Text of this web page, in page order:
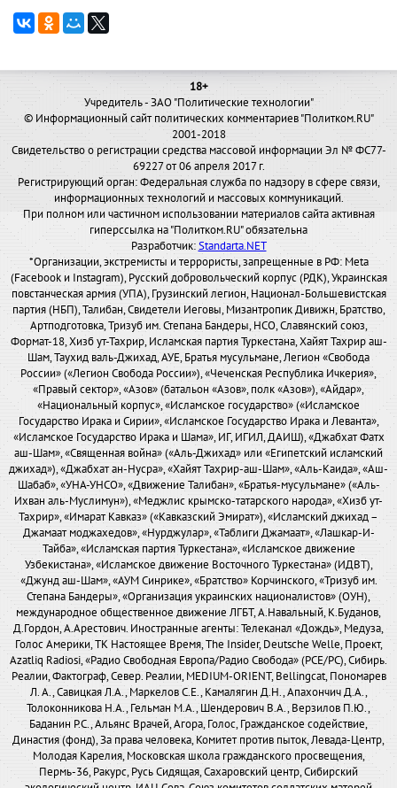
18+
Учредитель - ЗАО "Политические технологии"
© Информационный сайт политических комментариев "Политком.RU"
2001-2018
Свидетельство о регистрации средства массовой информации Эл № ФС77-
69227 от 06 апреля 2017 г.
Регистрирующий орган: Федеральная служба по надзору в сфере связи,
информационных технологий и массовых коммуникаций.
При полном или частичном использовании материалов сайта активная
гиперссылка на "Политком.RU" обязательна
Разработчик:Standarta.NET
*Организации, экстремисты и террористы, запрещенные в РФ: Meta
(Facebook и Instagram), Русский добровольческий корпус (РДК), Украинская
повстанческая армия (УПА), Грузинский легион, Национал-Большевистская
партия (НБП), Талибан, Свидетели Иеговы, Мизантропик Дивижн, Братство,
Артподготовка, Тризуб им. Степана Бандеры, НСО, Славянский союз,
Формат-18, Хизб ут-Тахрир, Исламская партия Туркестана, Хайят Тахрир аш-
Шам, Таухид валь-Джихад, АУЕ, Братья мусульмане, Легион «Свобода
России» («Легион Свобода России»), «Чеченская Республика Ичкерия»,
«Правый сектор», «Азов» (батальон «Азов», полк «Азов»), «Айдар»,
«Национальный корпус», «Исламское государство» («Исламское
Государство Ирака и Сирии», «Исламское Государство Ирака и Леванта»,
«Исламское Государство Ирака и Шама», ИГ, ИГИЛ, ДАИШ), «Джабхат Фатх
аш-Шам», «Священная война» («Аль-Джихад» или «Египетский исламский
джихад»), «Джабхат ан-Нусра», «Хайят Тахрир-аш-Шам», «Аль-Каида», «Аш-
Шабаб», «УНА-УНСО», «Движение Талибан», «Братья-мусульмане» («Аль-
Ихван аль-Муслимун»), «Меджлис крымско-татарского народа», «Хизб ут-
Тахрир», «Имарат Кавказ» («Кавказский Эмират»), «Исламский джихад –
Джамаат моджахедов», «Нурджулар», «Таблиги Джамаат», «Лашкар-И-
Тайба», «Исламская партия Туркестана», «Исламское движение
Узбекистана», «Исламское движение Восточного Туркестана» (ИДВТ),
«Джунд аш-Шам», «АУМ Синрике», «Братство» Корчинского, «Тризуб им.
Степана Бандеры», «Организация украинских националистов» (ОУН),
международное общественное движение ЛГБТ, А.Навальный, К.Буданов,
Д.Гордон, А.Арестович. Иностранные агенты: Телеканал «Дождь», Медуза,
Голос Америки, ТК Настоящее Время, The Insider, Deutsche Welle, Проект,
Azatliq Radiosi, «Радио Свободная Европа/Радио Свобода» (PCE/PC), Сибирь.
Реалии, Фактограф, Север. Реалии, MEDIUM-ORIENT, Bellingcat, Пономарев
Л. А., Савицкая Л.А., Маркелов С.Е., Камалягин Д.Н., Апахончич Д.А.,
Толоконникова Н.А., Гельман М.А., Шендерович В.А., Верзилов П.Ю.,
Баданин Р.С., Альянс Врачей, Агора, Голос, Гражданское содействие,
Династия (фонд), За права человека, Комитет против пыток, Левада-Центр,
Молодая Карелия, Московская школа гражданского просвещения,
Пермь-36, Ракурс, Русь Сидящая, Сахаровский центр, Сибирский